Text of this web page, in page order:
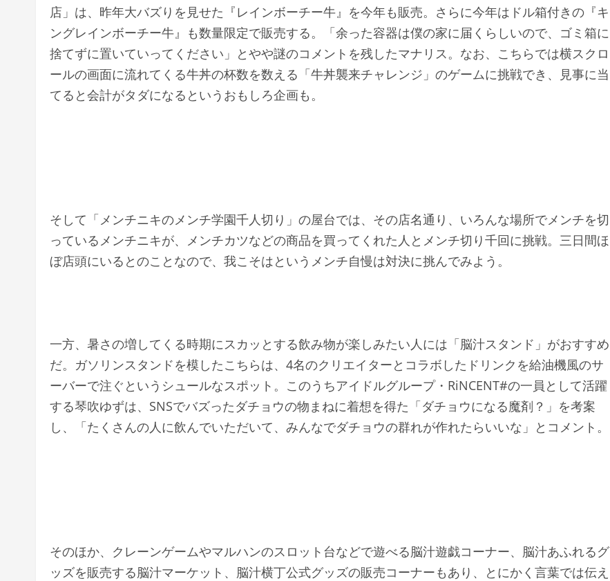
店」は、昨年大バズりを見せた『レインボーチー牛』を今年も販売。さらに今年はドル箱付きの『キ
ングレインボーチー牛』も数量限定で販売する。「余った容器は僕の家に届くらしいので、ゴミ箱に
捨てずに置いていってください」とやや謎のコメントを残したマナリス。なお、こちらでは横スクロ
ールの画面に流れてくる牛丼の杯数を数える「牛丼襲来チャレンジ」のゲームに挑戦でき、見事に当
てると会計がタダになるというおもしろ企画も。
そして「メンチニキのメンチ学園千人切り」の屋台では、その店名通り、いろんな場所でメンチを切
っているメンチニキが、メンチカツなどの商品を買ってくれた人とメンチ切り千回に挑戦。三日間ほ
ぼ店頭にいるとのことなので、我こそはというメンチ自慢は対決に挑んでみよう。
一方、暑さの増してくる時期にスカッとする飲み物が楽しみたい人には「脳汁スタンド」がおすすめ
だ。ガソリンスタンドを模したこちらは、4名のクリエイターとコラボしたドリンクを給油機風のサ
ーバーで注ぐというシュールなスポット。このうちアイドルグループ・RiNCENT#の一員として活躍
する琴吹ゆずは、SNSでバズったダチョウの物まねに着想を得た「ダチョウになる魔剤？」を考案
し、「たくさんの人に飲んでいただいて、みんなでダチョウの群れが作れたらいいな」とコメント。
そのほか、クレーンゲームやマルハンのスロット台などで遊べる脳汁遊戯コーナー、脳汁あふれるグ
ッズを販売する脳汁マーケット、脳汁横丁公式グッズの販売コーナーもあり、とにかく言葉では伝え